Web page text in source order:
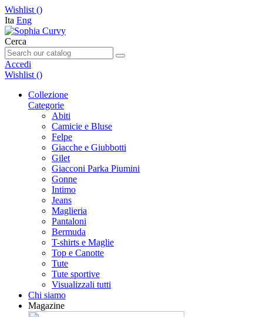
Wishlist ()
Ita Eng
Cerca
Accedi
Wishlist ()
Collezione
Categorie
Abiti
Camicie e Bluse
Felpe
Giacche e Giubbotti
Gilet
Giacconi Parka Piumini
Gonne
Intimo
Jeans
Maglieria
Pantaloni
Bermuda
T-shirts e Maglie
Top e Canotte
Tute
Tute sportive
Visualizzali tutti
Chi siamo
Magazine